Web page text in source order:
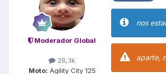
Moderador Global
28,3k
Moto: Agility City 125
nos
aparte,